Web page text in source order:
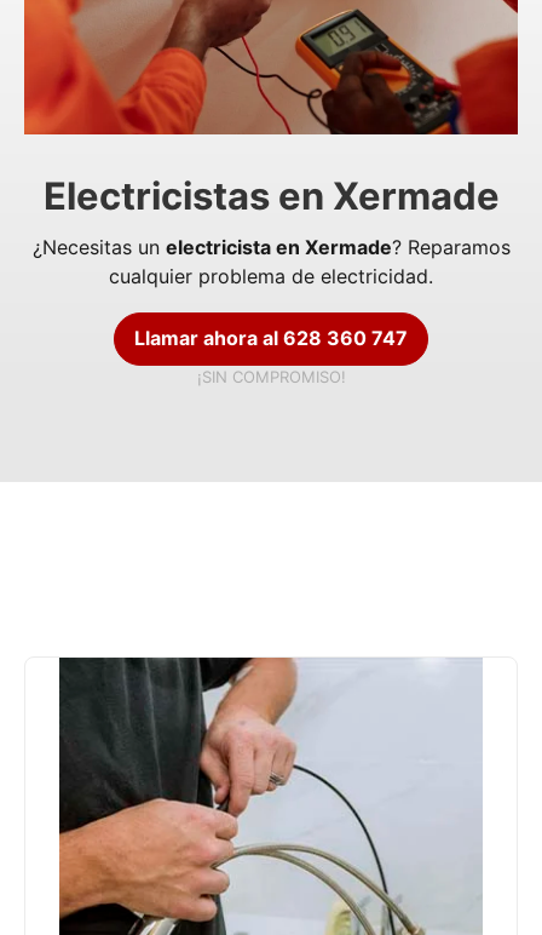
Electricistas en Xermade
¿Necesitas un electricista en Xermade? Reparamos
cualquier problema de electricidad.
Llamar ahora al 628 360 747
¡SIN COMPROMISO!